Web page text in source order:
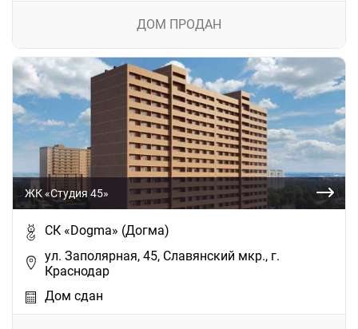
ДОМ ПРОДАН
ЖК «Студия 45»
СК «Dogma» (Догма)
ул. Заполярная, 45, Славянский мкр., г.
Краснодар
Дом сдан